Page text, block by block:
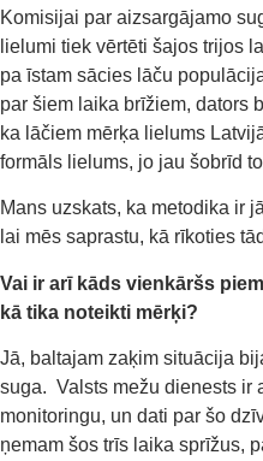
Komisijai par aizsargājamo
lielumi tiek vērtēti šajos trijos
pa īstam sācies lāču
par šiem laika brīžiem, dators
ka lāčiem mērķa lielums
formāls lielums, jo jau šobrīd
Mans uzskats, ka metodika ir
lai mēs saprastu, kā rīkoties
Vai ir arī kāds vienkāršs
kā tika noteikti mērķi?
Jā, baltajam zaķim situācija
suga. Valsts mežu dienests ir
monitoringu, un dati par šo
ņemam šos trīs laika sprīžus,